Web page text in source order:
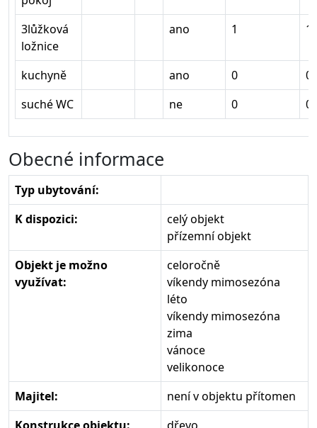
3lůžková
ložnice
ano 1 1
kuchyně ano 0
0
suché WC
ne 0 0
Obecné informace
Typ ubytování:
K dispozici:
celý objekt
přízemní objekt
Objekt je možno
využívat:
celoročně
víkendy mimosezóna
léto
víkendy mimosezóna
zima
vánoce
velikonoce
Majitel:
není v objektu přítomen